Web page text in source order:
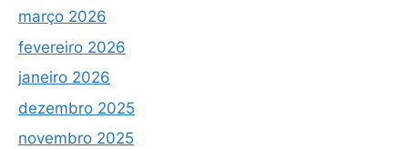
março 2026
fevereiro 2026
janeiro 2026
dezembro 2025
novembro 2025